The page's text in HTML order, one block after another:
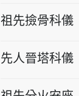
祖先撿骨科儀
先人晉塔科儀